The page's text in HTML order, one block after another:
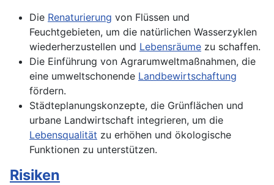
Die Renaturierung von Flüssen und
Feuchtgebieten, um die natürlichen Wasserzyklen
wiederherzustellen und Lebensräume zu schaffen.
Die Einführung von Agrarumweltmaßnahmen, die
eine umweltschonende Landbewirtschaftung
fördern.
Städteplanungskonzepte, die Grünflächen und
urbane Landwirtschaft integrieren, um die
Lebensqualität zu erhöhen und ökologische
Funktionen zu unterstützen.
Risiken